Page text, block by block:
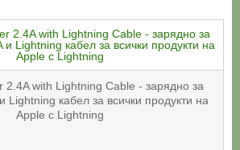
2.4A with Lightning Cable - зарядно за
Lightning кабел за всички продукти на
Apple с Lightning